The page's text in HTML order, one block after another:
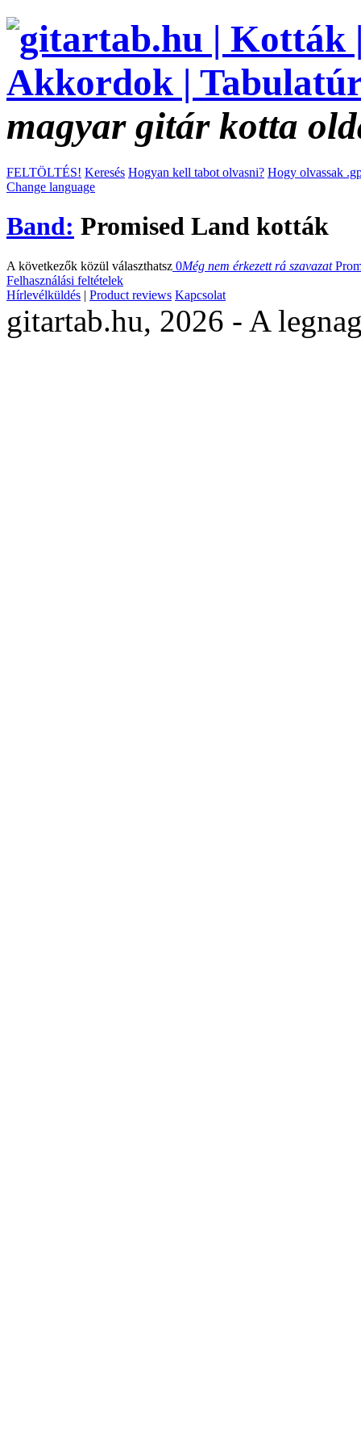
magyar gitár kotta
FELTÖLTÉS! Keresés Hogyan kell tabot olvasni? Hogy olvassak
Change language
Band: Promised Land kották
A következők közül választhatsz 0Még nem érkezett rá szavazat
Felhasználási feltételek
Hírlevélküldés | Product reviews Kapcsolat
gitartab.hu, 2026 - A